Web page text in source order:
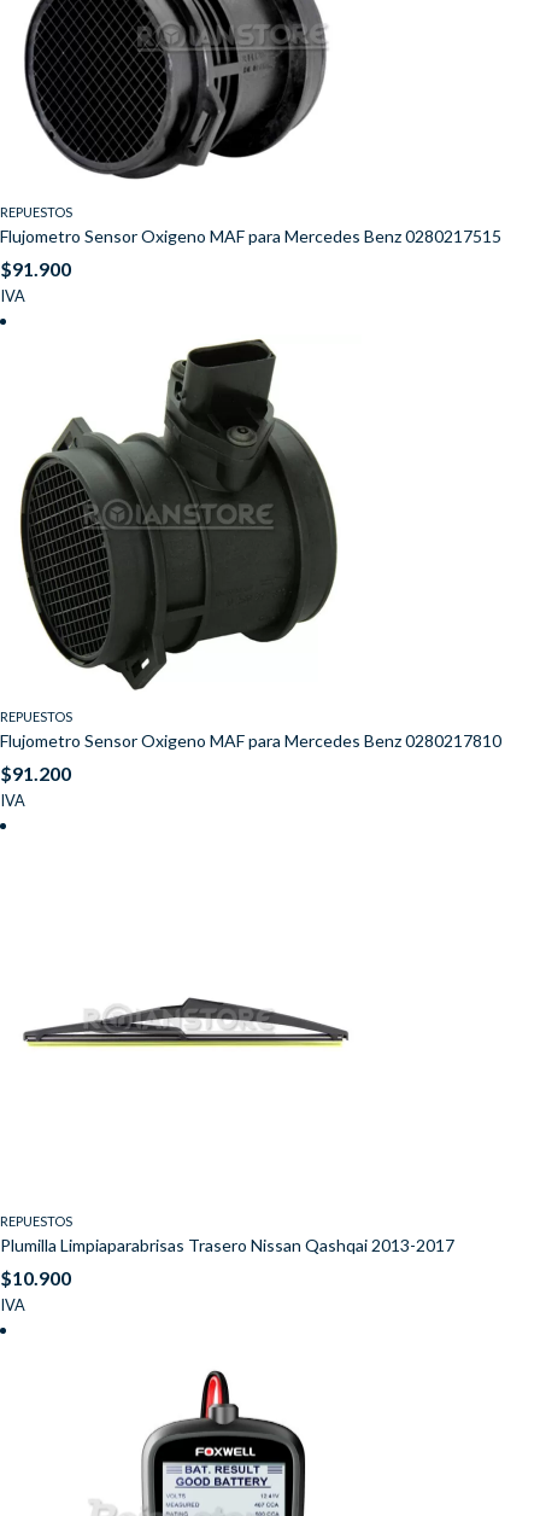
REPUESTOS
Flujometro Sensor Oxigeno MAF para Mercedes Benz 0280217515
$91.900
IVA
REPUESTOS
Flujometro Sensor Oxigeno MAF para Mercedes Benz 0280217810
$91.200
IVA
REPUESTOS
Plumilla Limpiaparabrisas Trasero Nissan Qashqai 2013-2017
$10.900
IVA